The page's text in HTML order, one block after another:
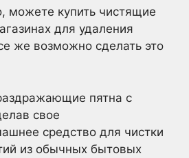
можете купить чистящие
для удаления
же возможно сделать это
пятна с
свое
средство для чистки
из обычных бытовых